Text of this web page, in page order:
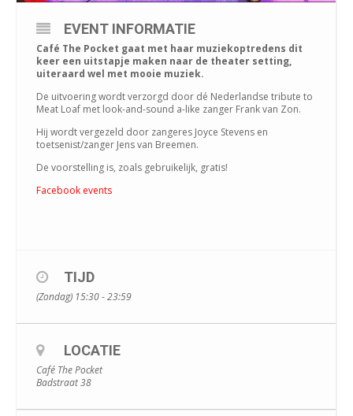
EVENT INFORMATIE
Café The Pocket gaat met haar muziekoptredens dit
keer een uitstapje maken naar de theater setting,
uiteraard wel met mooie muziek.
De uitvoering wordt verzorgd door dé Nederlandse tribute to
Meat Loaf met look-and-sound a-like zanger Frank van Zon.
Hij wordt vergezeld door zangeres Joyce Stevens en
toetsenist/zanger Jens van Breemen.
De voorstelling is, zoals gebruikelijk, gratis!
Facebook events
TIJD
(Zondag) 15:30 - 23:59
LOCATIE
Café The Pocket
Badstraat 38